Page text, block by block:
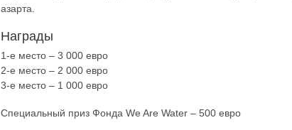
азарта.
Награды
1-е место – 3 000 евро
2-е место – 2 000 евро
3-е место – 1 000 евро
Специальный приз Фонда We Are Water – 500 евро